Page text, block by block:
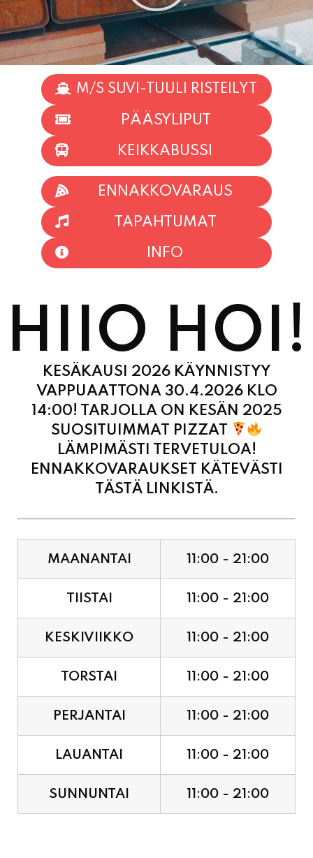
M/S SUVI-TUULI RISTEILYT
PÄÄSYLIPUT
KEIKKABUSSI
ENNAKKOVARAUS
TAPAHTUMAT
HIIO HOI!
KESÄKAUSI 2026 KÄYNNISTYY
VAPPUAATTONA 30.4.2026 KLO
14:00! TARJOLLA ON KESÄN 2025
SUOSITUIMMAT PIZZAT
LÄMPIMÄSTI TERVETULOA!
ENNAKKOVARAUKSET KÄTEVÄSTI
TÄSTÄ LINKISTÄ.
TIISTAI 11:00 - 21:00
KESKIVIIKKO 11:00 - 21:00
TORSTAI 11:00 - 21:00
PERJANTAI 11:00 - 21:00
LAUANTAI 11:00 - 21:00
SUNNUNTAI 11:00 - 21:00